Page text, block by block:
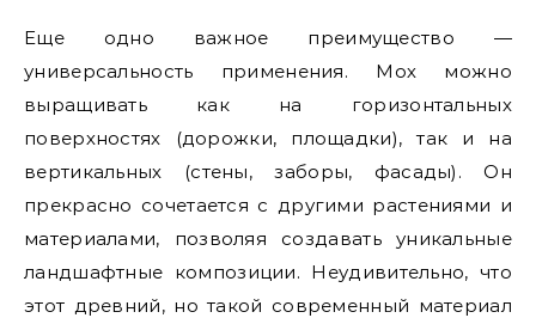
Еще одно важное преимущество —
универсальность применения. Мох можно
выращивать как на горизонтальных
поверхностях (дорожки, площадки), так и на
вертикальных (стены, заборы, фасады). Он
прекрасно сочетается с другими растениями и
материалами, позволяя создавать уникальные
ландшафтные композиции. Неудивительно, что
этот древний, но такой современный материал